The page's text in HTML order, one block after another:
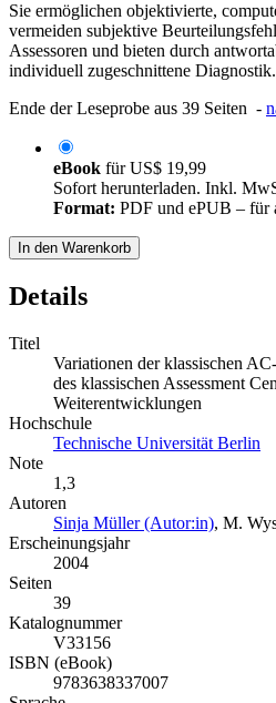
Sie ermöglichen objektivierte,
vermeiden subjektive
Assessoren und bieten durch
individuell zugeschnittene Diagnostik.
Ende der Leseprobe aus 39 Seiten -
eBook fürUS$ 19,99
Sofort herunterladen. Inkl.
Format: PDF und ePUB – für
In den Warenkorb
Details
Titel
Variationen der klassischen
des klassischen Assessment
Weiterentwicklungen
Hochschule
Technische Universität Berlin
Note
1,3
Autoren
Sinja Müller (Autor:in), M.
Erscheinungsjahr
2004
Seiten
39
Katalognummer
V33156
ISBN (eBook)
9783638337007